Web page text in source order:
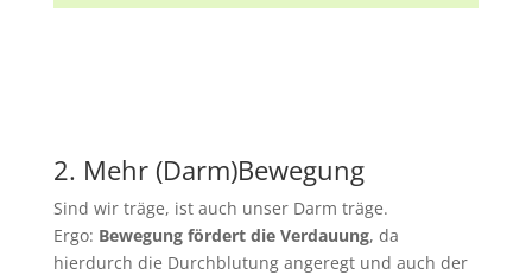
2. Mehr (Darm)Bewegung
Sind wir träge, ist auch unser Darm träge.
Ergo: Bewegung fördert die Verdauung, da
hierdurch die Durchblutung angeregt und auch der